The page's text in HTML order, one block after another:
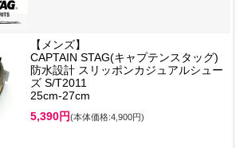
【メンズ】
CAPTAIN STAG(キャプテンスタッグ)
防水設計 スリッポンカジュアルシュー
ズ S/T2011
25cm-27cm
5,390円(本体価格:4,900円)